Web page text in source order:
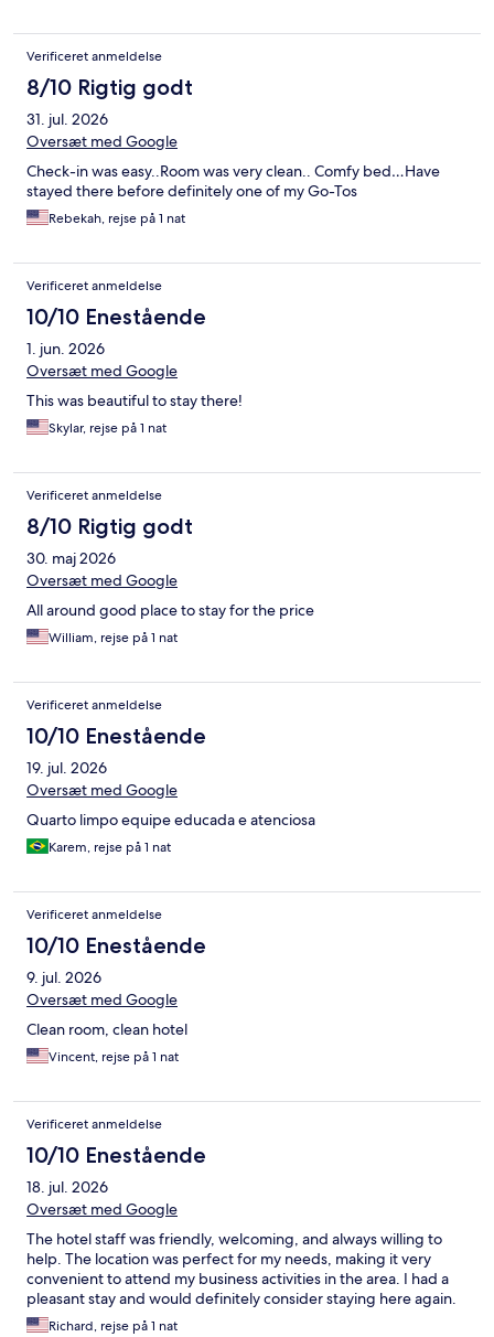
Verificeret anmeldelse
8/10 Rigtig godt
31. jul. 2026
Oversæt med Google
Check-in was easy..Room was very clean.. Comfy bed…Have
stayed there before definitely one of my Go-Tos
Rebekah, rejse på 1 nat
Verificeret anmeldelse
10/10 Enestående
1. jun. 2026
Oversæt med Google
This was beautiful to stay there!
Skylar, rejse på 1 nat
Verificeret anmeldelse
8/10 Rigtig godt
30. maj 2026
Oversæt med Google
All around good place to stay for the price
William, rejse på 1 nat
Verificeret anmeldelse
10/10 Enestående
19. jul. 2026
Oversæt med Google
Quarto limpo equipe educada e atenciosa
Karem, rejse på 1 nat
Verificeret anmeldelse
10/10 Enestående
9. jul. 2026
Oversæt med Google
Clean room, clean hotel
Vincent, rejse på 1 nat
Verificeret anmeldelse
10/10 Enestående
18. jul. 2026
Oversæt med Google
The hotel staff was friendly, welcoming, and always willing to
help. The location was perfect for my needs, making it very
convenient to attend my business activities in the area. I had a
pleasant stay and would definitely consider staying here again.
Richard, rejse på 1 nat